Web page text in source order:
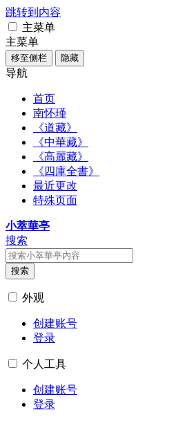
跳转到内容
主菜单
主菜单
移至侧栏 隐藏
导航
首页
南怀瑾
《道藏》
《中華藏》
《高麗藏》
《四庫全書》
最近更改
特殊页面
小萃華亭
搜索
搜索
外观
创建账号
登录
个人工具
创建账号
登录